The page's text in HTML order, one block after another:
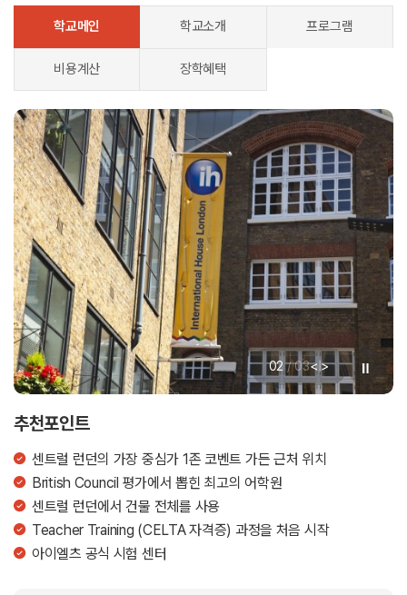
학교메인 학교소개 프로그램
비용계산 장학혜택
02/03< >
추천포인트
센트럴 런던의 가장 중심가 1존 코벤트 가든 근처 위치
British Council 평가에서 뽑힌 최고의 어학원
센트럴 런던에서 건물 전체를 사용
Teacher Training (CELTA 자격증) 과정을 처음 시작
아이엘츠 공식 시험 센터